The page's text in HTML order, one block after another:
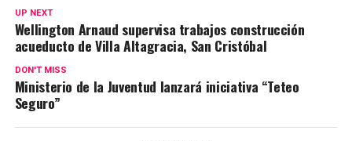
UP NEXT
Wellington Arnaud supervisa trabajos construcción
acueducto de Villa Altagracia, San Cristóbal
DON'T MISS
Ministerio de la Juventud lanzará iniciativa “Teteo
Seguro”